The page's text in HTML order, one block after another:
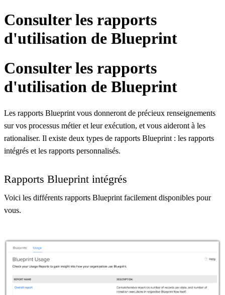
Consulter les rapports
d'utilisation de Blueprint
Consulter les rapports
d'utilisation de Blueprint
Les rapports Blueprint vous donneront de précieux renseignements
sur vos processus métier et leur exécution, et vous aideront à les
rationaliser. Il existe deux types de rapports Blueprint : les rapports
intégrés et les rapports personnalisés.
Rapports Blueprint intégrés
Voici les différents rapports Blueprint facilement disponibles pour
vous.